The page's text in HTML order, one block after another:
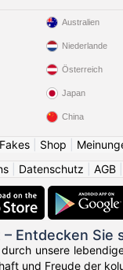
Australien
Niederlande
Österreich
Japan
China
Fakes| Shop
Datenschutz AGB
Entdecken Sie
unsere
und Freude der